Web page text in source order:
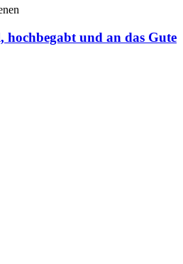
hochbegabt und an das Gute